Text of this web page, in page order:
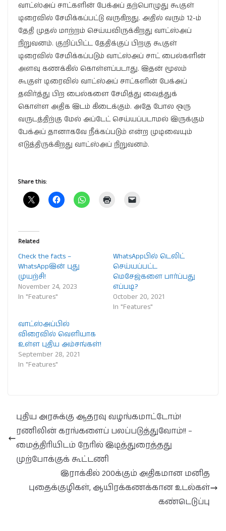
வாட்ஸ்அப் சாட்களின் பேக்அப் தற்பொழுது கூகுள்
டிரைவில் சேமிக்கப்பட்டு வருகிறது. அதில் வரும் 12-ம்
தேதி முதல் மாற்றம் செய்யவிருக்கிறது வாட்ஸ்அப்
நிறுவனம். குறிப்பிட்ட தேதிக்குப் பிறகு கூகுள்
டிரைவில் சேமிக்கப்படும் வாட்ஸ்அப் சாட் பைல்களின்
அளவு கணக்கில் கொள்ளப்படாது. இதன் மூலம்
கூகுள் டிரைவில் வாட்ஸ்அப் சாட்களின் பேக்அப்
தவிர்த்து பிற பைல்களை சேமித்து வைத்துக்
கொள்ள அதிக இடம் கிடைக்கும். அதே போல ஒரு
வருடத்திற்கு மேல் அப்டேட் செய்யப்படாமல் இருக்கும்
பேக்அப் தானாகவே நீக்கப்படும் என்ற முடிவையும்
எடுத்திருக்கிறது வாட்ஸ்அப் நிறுவனம்.
Share this:
Related
Check the facts –
WhatsAppஇன் புது
முயற்சி!
November 24, 2023
In "Features"
WhatsAppபில் டெலிட்
செய்யப்பட்ட
மெசேஜ்களை பார்ப்பது
எப்படி?
October 20, 2021
In "Features"
வாட்ஸ்அப்பில்
விரைவில் வெளியாக
உள்ள புதிய அம்சங்கள்!
September 28, 2021
In "Features"
புதிய அரசுக்கு ஆதரவு வழங்கமாட்டோம்!
ரணிலின் கரங்களைப் பலப்படுத்துவோம்!! –
மைத்திரியிடம் நேரில் இடித்துரைத்தது
முற்போக்குக் கூட்டணி
இராக்கில் 200க்கும் அதிகமான மனித
புதைக்குழிகள், ஆயிரக்கணக்கான உடல்கள்
கண்டெடுப்பு